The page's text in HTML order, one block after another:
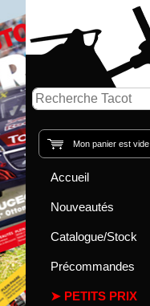
Mon panier est vide
Accueil
Nouveautés
Catalogue/Stock
Précommandes
PETITS PRIX